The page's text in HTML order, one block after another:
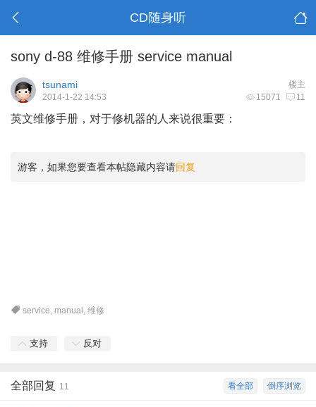
CD随身听
sony d-88 维修手册 service manual
楼主
tsunami
15071 11
2014-1-22 14:53
英文维修手册，对于修机器的人来说很重要：
游客，如果您要查看本帖隐藏内容请回复
service, manual ,维修
支持 反对
倒序浏览
看全部
全部回复 11